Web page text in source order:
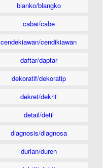
blanko/blangko
cabai/cabe
cendekiawan/cendikiawan
daftar/daptar
dekoratif/dekoratip
dekret/dekrit
detail/detil
diagnosis/diagnosa
durian/duren